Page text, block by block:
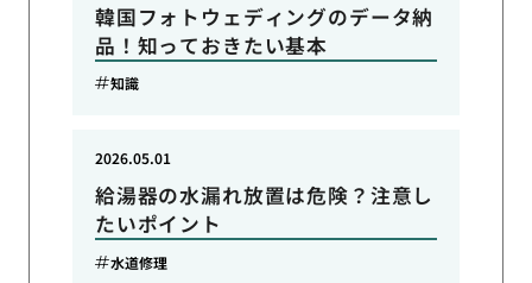
韓国フォトウェディングのデータ納
品！知っておきたい基本
知識
給湯器の水漏れ放置は危険？注意し
たいポイント
2026.05.01
水道修理